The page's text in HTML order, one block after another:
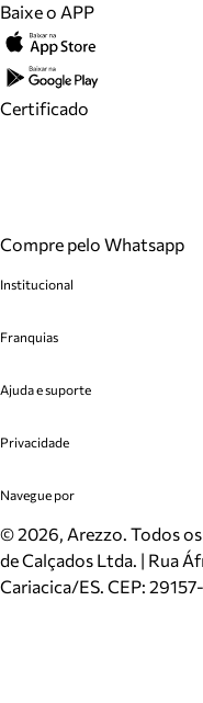
Baixe o APP
Certificado
Compre pelo Whatsapp
Institucional
Cashback
Venda Corporativa
Mapa do Site
Inverno
Mundo Arezzo
Franquias
Plano de Negócio
Ajuda e suporte
Cadastro
Meus Pedidos
Trocas e Devoluções
Cartão Presente
Localizador de lojas
Privacidade
Politica e Privacidade
Navegue por
Sapatos
Bolsas
Scarpins
©2026, Arezzo. Todos
de Calçados Ltda. | Rua
Cariacica/ES. CEP: